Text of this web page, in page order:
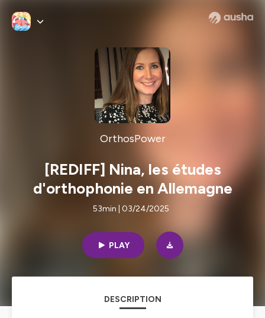
OrthosPower
[REDIFF] Nina, les études
d'orthophonie en Allemagne
53min | 03/24/2025
PLAY
DESCRIPTION